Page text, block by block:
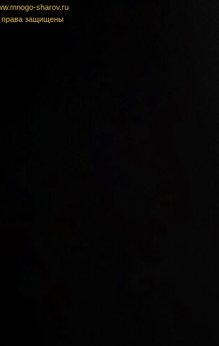
sharov.ru
права защищены